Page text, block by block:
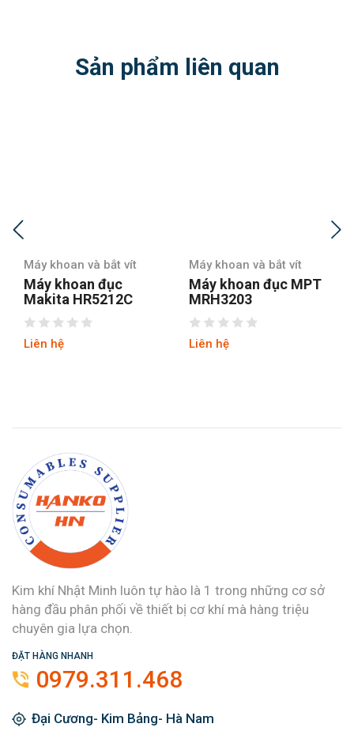
Sản phẩm liên quan
Máy khoan và bắt vít
Máy khoan đục
Makita HR5212C
Liên hệ
Máy khoan và bắt vít
Máy khoan đục MPT
MRH3203
Liên hệ
Kim khí Nhật Minh luôn tự hào là 1 trong những cơ sở
hàng đầu phân phối về thiết bị cơ khí mà hàng triệu
chuyên gia lựa chọn.
ĐẶT HÀNG NHANH
0979.311.468
Đại Cương- Kim Bảng- Hà Nam